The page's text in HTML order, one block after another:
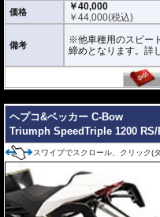
が搭載可能
マルチベーシック /
ヘプコ&ベッカー タン
搭載可能
※Speedrack EVOの標準推奨耐荷
なる場合があります。この場合は
確認下さい。
価格
￥40,000
￥44,000(税込)
備考
※他車種用のスピー
締めとなります。詳
ヘプコ&ベッカー C-Bow
Triumph SpeedTriple 1200 RS/
スワイプでスクロール、クリック(